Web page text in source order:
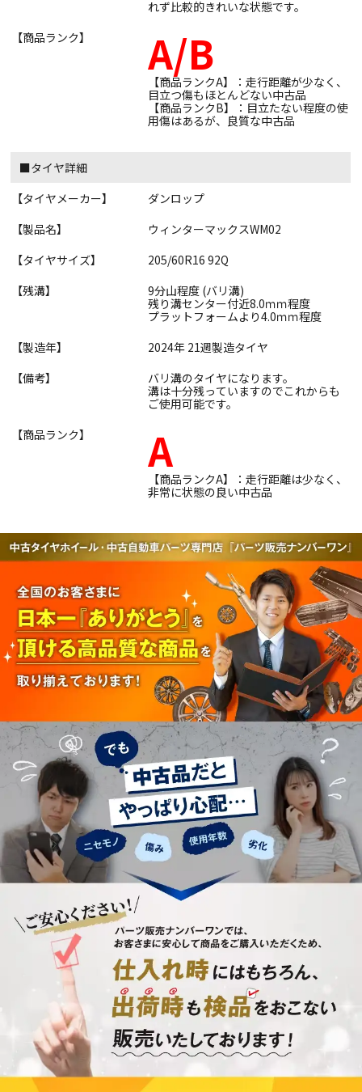
れず比較的きれいな状態です。
【商品ランク】
A/B
【商品ランクA】：走行距離が少なく、
目立つ傷もほとんどない中古品
【商品ランクB】：目立たない程度の使
用傷はあるが、良質な中古品
■タイヤ詳細
【タイヤメーカー】
ダンロップ
【製品名】
ウィンターマックスWM02
【タイヤサイズ】
205/60R16 92Q
【残溝】
9分山程度 (バリ溝)
残り溝センター付近8.0ｍｍ程度
プラットフォームより4.0ｍｍ程度
【製造年】
2024年 21週製造タイヤ
【備考】
バリ溝のタイヤになります。
溝は十分残っていますのでこれからも
ご使用可能です。
【商品ランク】
A
【商品ランクA】：走行距離は少なく、
非常に状態の良い中古品